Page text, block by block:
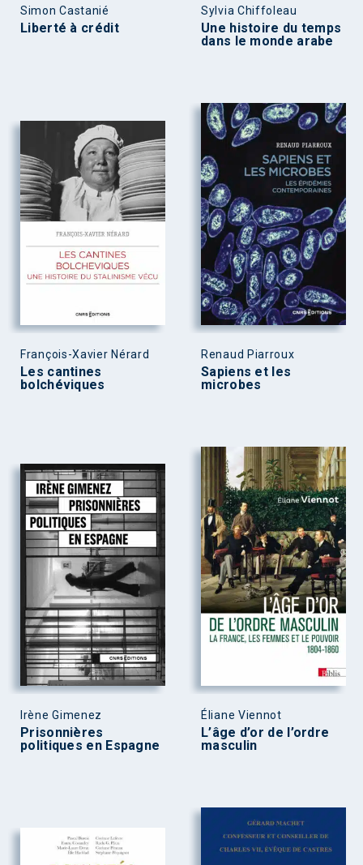
Simon Castanié
Liberté à crédit
Sylvia Chiffoleau
Une histoire du temps
dans le monde arabe
François-Xavier Nérard
Les cantines
bolchéviques
Renaud Piarroux
Sapiens et les
microbes
Irène Gimenez
Prisonnières
politiques en Espagne
Éliane Viennot
L’âge d’or de l’ordre
masculin